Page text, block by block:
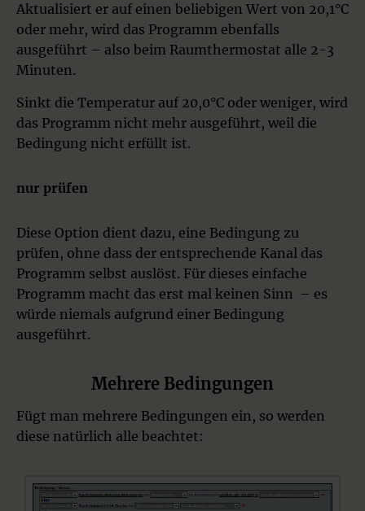
Aktualisiert er auf einen beliebigen Wert von 20,1°C
oder mehr, wird das Programm ebenfalls
ausgeführt – also beim Raumthermostat alle 2-3
Minuten.
Sinkt die Temperatur auf 20,0°C oder weniger, wird
das Programm nicht mehr ausgeführt, weil die
Bedingung nicht erfüllt ist.
nur prüfen
Diese Option dient dazu, eine Bedingung zu
prüfen, ohne dass der entsprechende Kanal das
Programm selbst auslöst. Für dieses einfache
Programm macht das erst mal keinen Sinn – es
würde niemals aufgrund einer Bedingung
ausgeführt.
Mehrere Bedingungen
Fügt man mehrere Bedingungen ein, so werden
diese natürlich alle beachtet: